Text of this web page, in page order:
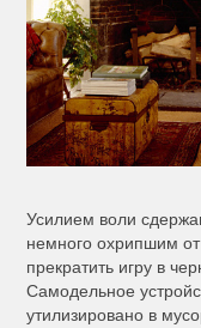
Усилием воли
немного охрипшим
прекратить игру в
Самодельное
утилизировано в